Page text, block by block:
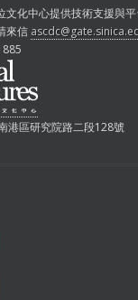
文化中心提供技術支援與平
來信
港區研究院路二段128號